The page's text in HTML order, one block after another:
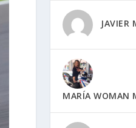
JAVIER
MARÍA WOMAN